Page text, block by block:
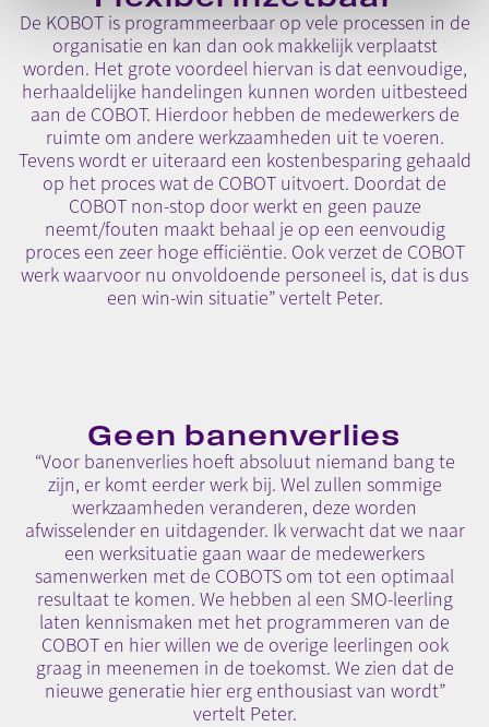
De KOBOT is programmeerbaar op vele processen in de
organisatie en kan dan ook makkelijk verplaatst
worden. Het grote voordeel hiervan is dat eenvoudige,
herhaaldelijke handelingen kunnen worden uitbesteed
aan de COBOT. Hierdoor hebben de medewerkers de
ruimte om andere werkzaamheden uit te voeren.
Tevens wordt er uiteraard een kostenbesparing gehaald
op het proces wat de COBOT uitvoert. Doordat de
COBOT non-stop door werkt en geen pauze
neemt/fouten maakt behaal je op een eenvoudig
proces een zeer hoge efficiëntie. Ook verzet de COBOT
werk waarvoor nu onvoldoende personeel is, dat is dus
een win-win situatie” vertelt Peter.
Geen banenverlies
“Voor banenverlies hoeft absoluut niemand bang te
zijn, er komt eerder werk bij. Wel zullen sommige
werkzaamheden veranderen, deze worden
afwisselender en uitdagender. Ik verwacht dat we naar
een werksituatie gaan waar de medewerkers
samenwerken met de COBOTS om tot een optimaal
resultaat te komen. We hebben al een SMO-leerling
laten kennismaken met het programmeren van de
COBOT en hier willen we de overige leerlingen ook
graag in meenemen in de toekomst. We zien dat de
nieuwe generatie hier erg enthousiast van wordt”
vertelt Peter.